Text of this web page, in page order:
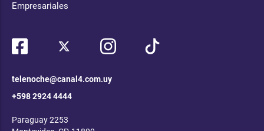
Empresariales
telenoche@canal4.com.uy
+598 2924 4444
Paraguay 2253